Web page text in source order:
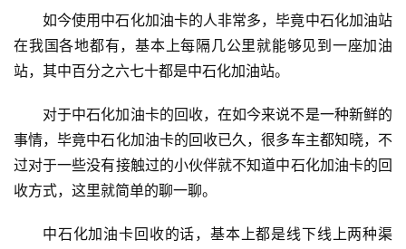
首
入
手
|
剁
如今使用中石化加油卡的人非常多，毕竟中石化加油站
在我国各地都有，基本上每隔几公里就能够见到一座加油
站，其中百分之六七十都是中石化加油站。
对于中石化加油卡的回收，在如今来说不是一种新鲜的
事情，毕竟中石化加油卡的回收已久，很多车主都知晓，不
过对于一些没有接触过的小伙伴就不知道中石化加油卡的回
收方式，这里就简单的聊一聊。
中石化加油卡回收的话，基本上都是线下线上两种渠